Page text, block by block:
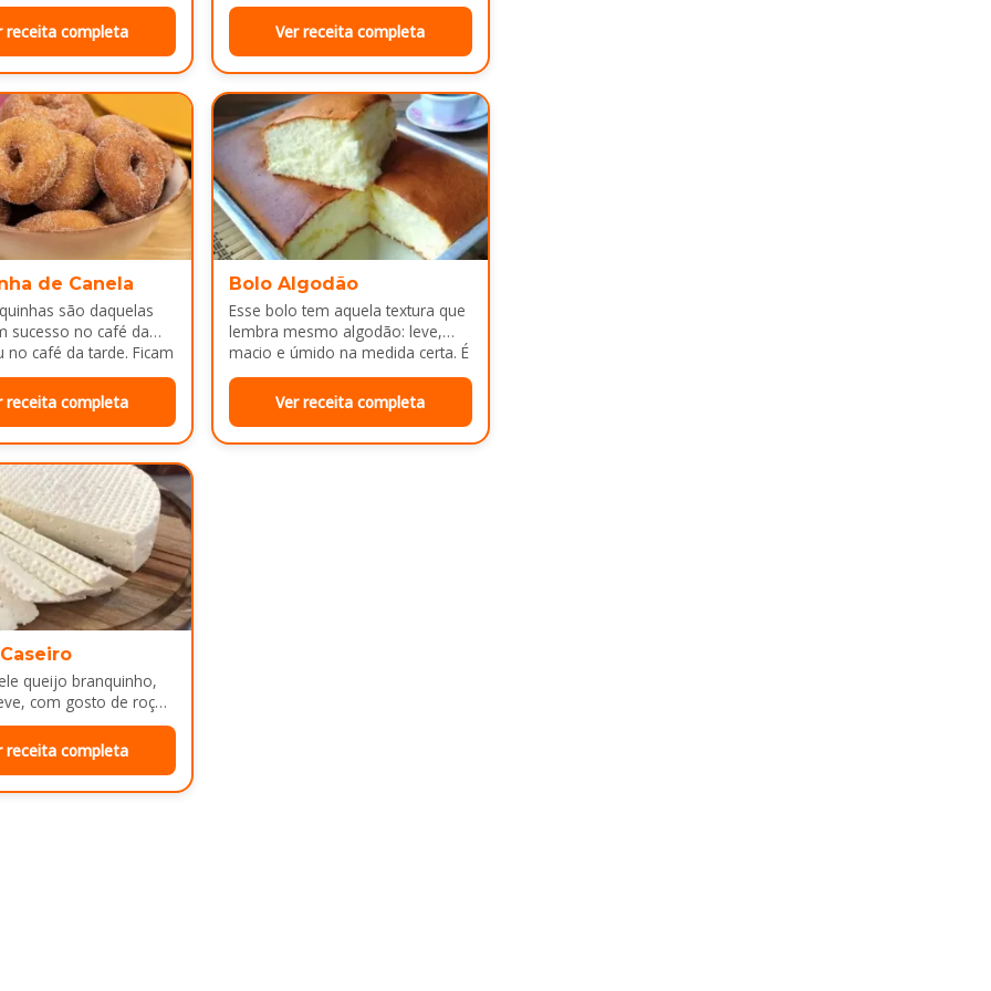
depois do almoço.
receita completa
Ver receita completa
de Canela
são daquelas
sucesso no café da
no café da tarde. Ficam
por…
receita completa
Bolo Algodão
Esse bolo tem aquela textura que
lembra mesmo algodão: leve,
macio e úmido na medida certa. É
ótimo pra servir…
Ver receita completa
queijo branquinho,
com gosto de roça
de café da manhã
receita completa